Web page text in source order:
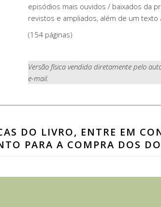
episódios mais ouvidos / baixados da
revistos e ampliados, além de um texto
(154 páginas)
Versão física vendida diretamente pelo
e-mail.
DO LIVRO, ENTRE EM
PARA A COMPRA DOS